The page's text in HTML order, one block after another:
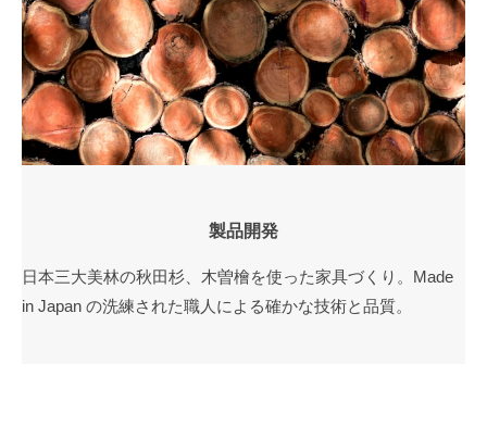
製品開発
日本三大美林の秋田杉、木曽檜を使った家具づくり。Made
in Japan の洗練された職人による確かな技術と品質。